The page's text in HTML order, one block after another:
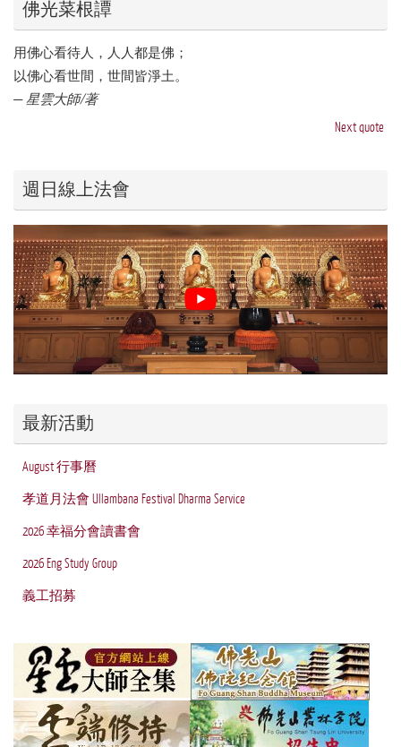
佛光菜根譚
用佛心看待人，人人都是佛；
以佛心看世間，世間皆淨土。
— 星雲大師/著
Next quote
週日線上法會
最新活動
August 行事曆
孝道月法會 Ullambana Festival Dharma Service
2026 幸福分會讀書會
2026 Eng Study Group
義工招募